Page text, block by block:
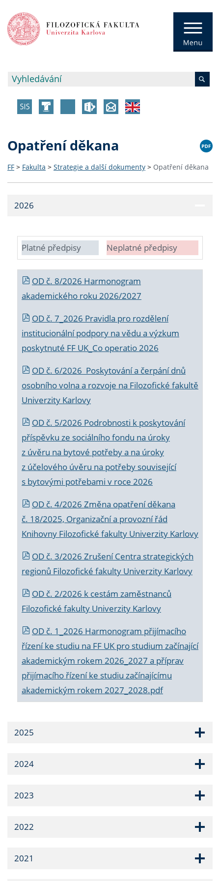
Opatření děkana
FF > Fakulta > Strategie a další dokumenty > Opatření děkana
2026
Platné předpisy Neplatné předpisy
OD č. 8/2026 Harmonogram
akademického roku 2026/2027
OD č. 7_2026 Pravidla pro rozdělení
institucionální podpory na vědu a výzkum
poskytnuté FF UK_Co operatio 2026
OD č. 6/2026 Poskytování a čerpání dnů
osobního volna a rozvoje na Filozofické fakultě
Univerzity Karlovy
OD č. 5/2026 Podrobnosti k poskytování
příspěvku ze sociálního fondu na úroky
z úvěru na bytové potřeby a na úroky
z účelového úvěru na potřeby související
s bytovými potřebami v roce 2026
OD č. 4/2026 Změna opatření děkana
č. 18/2025, Organizační a provozní řád
Knihovny Filozofické fakulty Univerzity Karlovy
OD č. 3/2026 Zrušení Centra strategických
regionů Filozofické fakulty Univerzity Karlovy
OD č. 2/2026 k cestám zaměstnanců
Filozofické fakulty Univerzity Karlovy
OD č. 1_2026 Harmonogram přijímacího
řízení ke studiu na FF UK pro studium začínající
akademickým rokem 2026_2027 a příprav
přijímacího řízení ke studiu začínajícímu
akademickým rokem 2027_2028.pdf
2025
2024
2023
2022
2021